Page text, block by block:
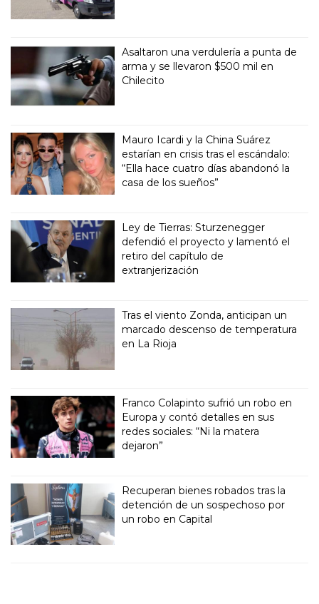
Asaltaron una verdulería a punta de
arma y se llevaron $500 mil en
Chilecito
Mauro Icardi y la China Suárez
estarían en crisis tras el escándalo:
“Ella hace cuatro días abandonó la
casa de los sueños”
Ley de Tierras: Sturzenegger
defendió el proyecto y lamentó el
retiro del capítulo de
extranjerización
Tras el viento Zonda, anticipan un
marcado descenso de temperatura
en La Rioja
Franco Colapinto sufrió un robo en
Europa y contó detalles en sus
redes sociales: “Ni la matera
dejaron”
Recuperan bienes robados tras la
detención de un sospechoso por
un robo en Capital